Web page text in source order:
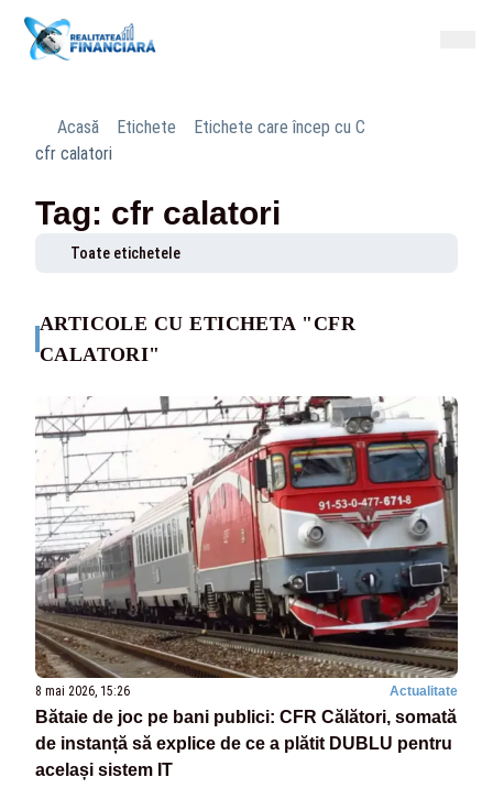
Acasă Etichete
Etichete care încep cu C
cfr calatori
Tag: cfr calatori
Toate etichetele
ARTICOLE CU ETICHETA "CFR
CALATORI"
8 mai 2026, 15:26 Actualitate
Bătaie de joc pe bani publici: CFR Călători, somată
de instanță să explice de ce a plătit DUBLU pentru
același sistem IT